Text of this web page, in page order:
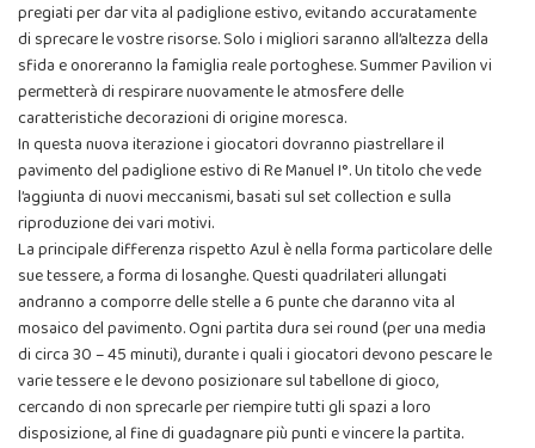
pregiati per dar vita al padiglione estivo, evitando accuratamente
di sprecare le vostre risorse. Solo i migliori saranno all’altezza della
sfida e onoreranno la famiglia reale portoghese. Summer Pavilion vi
permetterà di respirare nuovamente le atmosfere delle
caratteristiche decorazioni di origine moresca.
In questa nuova iterazione i giocatori dovranno piastrellare il
pavimento del padiglione estivo di Re Manuel I°. Un titolo che vede
l’aggiunta di nuovi meccanismi, basati sul set collection e sulla
riproduzione dei vari motivi.
La principale differenza rispetto Azul è nella forma particolare delle
sue tessere, a forma di losanghe. Questi quadrilateri allungati
andranno a comporre delle stelle a 6 punte che daranno vita al
mosaico del pavimento. Ogni partita dura sei round (per una media
di circa 30 – 45 minuti), durante i quali i giocatori devono pescare le
varie tessere e le devono posizionare sul tabellone di gioco,
cercando di non sprecarle per riempire tutti gli spazi a loro
disposizione, al fine di guadagnare più punti e vincere la partita.